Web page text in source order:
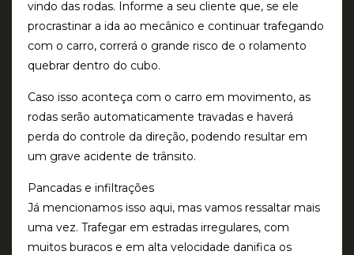
vindo das rodas. Informe a seu cliente que, se ele
procrastinar a ida ao mecânico e continuar trafegando
com o carro, correrá o grande risco de o rolamento
quebrar dentro do cubo.
Caso isso aconteça com o carro em movimento, as
rodas serão automaticamente travadas e haverá
perda do controle da direção, podendo resultar em
um grave acidente de trânsito.
Pancadas e infiltrações
Já mencionamos isso aqui, mas vamos ressaltar mais
uma vez. Trafegar em estradas irregulares, com
muitos buracos e em alta velocidade danifica os